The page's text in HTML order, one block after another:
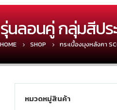
รุ่นลอนคู่ กลุ่มสีปร
HOME SHOP กระเบื้องมุงหลังคา
หมวดหมู่สินค้า